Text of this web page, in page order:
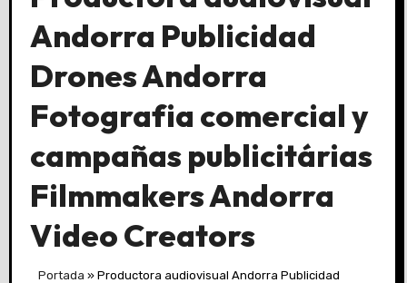
Andorra Publicidad
Drones Andorra
Fotografia comercial y
campañas publicitárias
Filmmakers Andorra
Video Creators
Portada »Productora audiovisual Andorra Publicidad